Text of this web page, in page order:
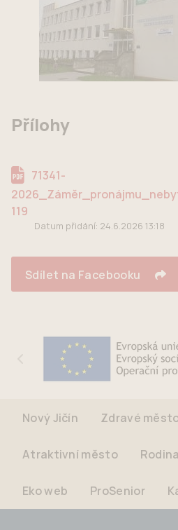
Přílohy
71341-
119
Datum přidání: 24.6.2026 13:18
Sdílet na Facebooku
Nový Jičín Zdravé
Atraktivní město Rodina
Eko web ProSenior